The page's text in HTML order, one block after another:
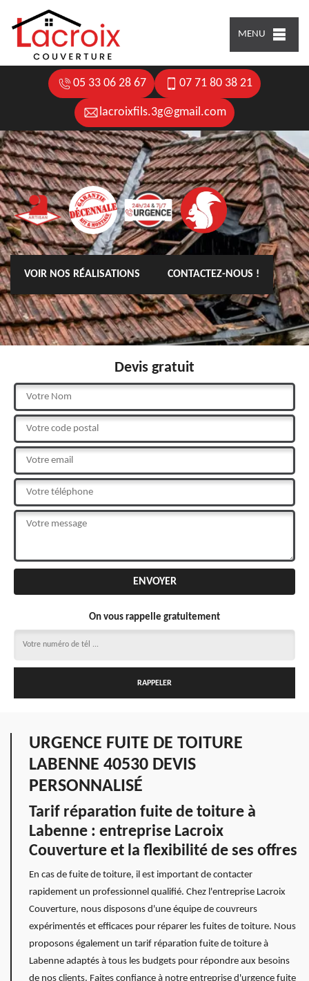
MENU
05 33 06 28 67 07 71 80 38 21
lacroixfils.3g@gmail.com
VOIR NOS RÉALISATIONS CONTACTEZ-NOUS !
Devis gratuit
On vous rappelle gratuitement
URGENCE FUITE DE TOITURE
LABENNE 40530 DEVIS
PERSONNALISÉ
Tarif réparation fuite de toiture à
Labenne : entreprise Lacroix
Couverture et la flexibilité de ses offres
En cas de fuite de toiture, il est important de contacter
rapidement un professionnel qualifié. Chez l'entreprise Lacroix
Couverture, nous disposons d'une équipe de couvreurs
expérimentés et efficaces pour réparer les fuites de toiture. Nous
proposons également un tarif réparation fuite de toiture à
Labenne adaptés à tous les budgets pour répondre aux besoins
de nos clients. Faites confiance à notre entreprise d'urgence fuite